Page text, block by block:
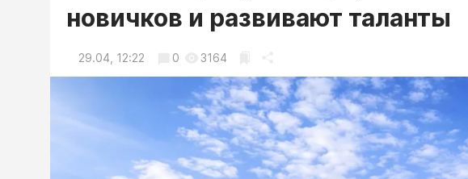
новичков и развивают таланты
29.04, 12:22 0 3164